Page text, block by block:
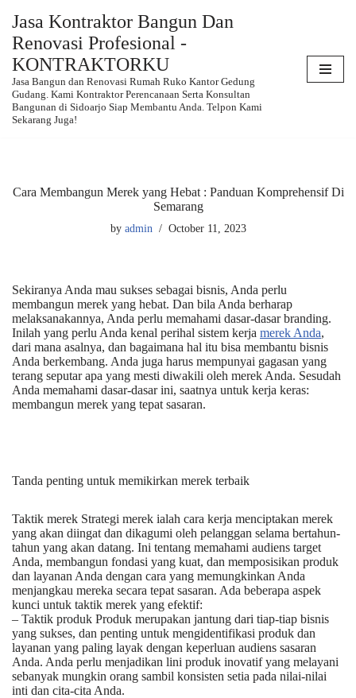
Skip
content
Jasa Kontraktor Bangun Dan
Renovasi Profesional -
KONTRAKTORKU
Jasa Bangun dan Renovasi Rumah Ruko Kantor Gedung
Gudang. Kami Kontraktor Perencanaan Serta Konsultan
Bangunan di Sidoarjo Siap Membantu Anda. Telpon Kami
Sekarang Juga!
Cara Membangun Merek yang Hebat : Panduan Komprehensif Di
Semarang
by admin October 11, 2023
Sekiranya Anda mau sukses sebagai bisnis, Anda perlu
membangun merek yang hebat. Dan bila Anda berharap
melaksanakannya, Anda perlu memahami dasar-dasar branding.
Inilah yang perlu Anda kenal perihal sistem kerja merek Anda,
dari mana asalnya, dan bagaimana hal itu bisa membantu bisnis
Anda berkembang. Anda juga harus mempunyai gagasan yang
terang seputar apa yang mesti diwakili oleh merek Anda. Sesudah
Anda memahami dasar-dasar ini, saatnya untuk kerja keras:
membangun merek yang tepat sasaran.
Tanda penting untuk memikirkan merek terbaik
Taktik merek Strategi merek ialah cara kerja menciptakan merek
yang akan diingat dan dikagumi oleh pelanggan selama bertahun-
tahun yang akan datang. Ini tentang memahami audiens target
Anda, membangun fondasi yang kuat, dan memposisikan produk
dan layanan Anda dengan cara yang memungkinkan Anda
menjangkau mereka secara tepat sasaran. Ada beberapa aspek
kunci untuk taktik merek yang efektif:
– Taktik produk Produk merupakan jantung dari tiap-tiap bisnis
yang sukses, dan penting untuk mengidentifikasi produk dan
layanan yang paling layak dengan keperluan audiens sasaran
Anda. Anda perlu menjadikan lini produk inovatif yang melayani
sebanyak mungkin orang sambil konsisten setia pada nilai-nilai
inti dan cita-cita Anda.